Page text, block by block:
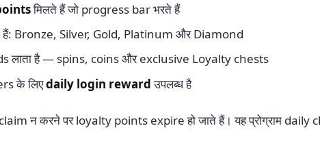
मिलते हैं जो progress bar भरते हैं
हैं: Bronze, Silver, Gold, Platinum और Diamond
लाता है — spins, coins और exclusive Loyalty chests
के लिएdaily login rewardउपलब्ध है
न करने पर loyalty points expire हो जाते हैं। यह प्रोग्राम daily